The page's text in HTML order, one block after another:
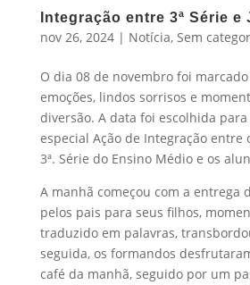
Integração entre 3ª Série e
nov 26, 2024| Notícia, Sem
O dia 08 de novembro foi
emoções, lindos sorrisos e
diversão. A data foi escolhida
especial Ação de Integração entre
3ª. Série do Ensino Médio e os
A manhã começou com a entrega
pelos pais para seus filhos,
traduzido em palavras,
seguida, os formandos
café da manhã, seguido por um